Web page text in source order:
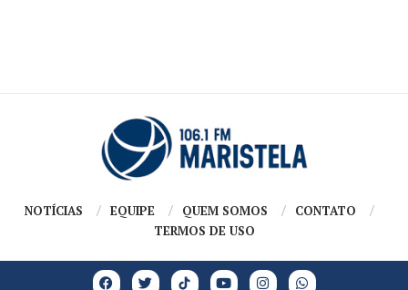
NOTÍCIAS EQUIPE QUEM SOMOS
CONTATO
TERMOS DE USO